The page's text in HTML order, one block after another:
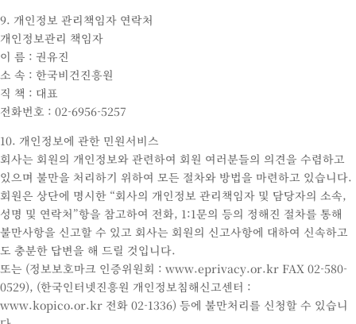
9. 개인정보 관리책임자 연락처
개인정보관리 책임자
이 름 : 권유진
소 속 : 한국비건진흥원
직 책 : 대표
전화번호 : 02-6956-5257
10. 개인정보에 관한 민원서비스
회사는 회원의 개인정보와 관련하여 회원 여러분들의 의견을 수렴하고
있으며 불만을 처리하기 위하여 모든 절차와 방법을 마련하고 있습니다.
회원은 상단에 명시한 “회사의 개인정보 관리책임자 및 담당자의 소속,
성명 및 연락처”항을 참고하여 전화, 1:1문의 등의 정해진 절차를 통해
불만사항을 신고할 수 있고 회사는 회원의 신고사항에 대하여 신속하고
도 충분한 답변을 해 드릴 것입니다.
또는 (정보보호마크 인증위원회 : www.eprivacy.or.kr FAX 02-580-
0529), (한국인터넷진흥원 개인정보침해신고센터 :
www.kopico.or.kr 전화 02-1336) 등에 불만처리를 신청할 수 있습니